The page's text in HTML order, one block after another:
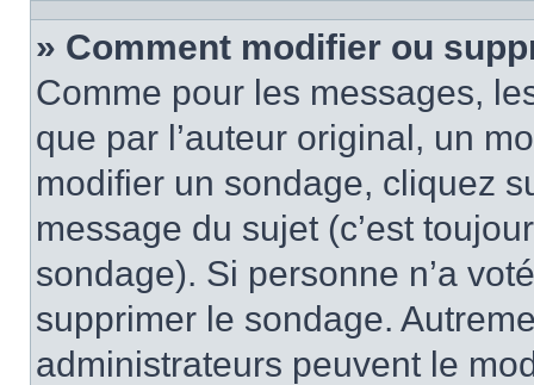
» Comment modifier ou
Comme pour les messages,
que par l’auteur original, un
modifier un sondage, cliquez
message du sujet (c’est
sondage). Si personne n’a
supprimer le sondage.
administrateurs peuvent le